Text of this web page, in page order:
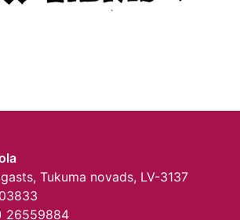
Tukuma novads, LV-3137
26559884